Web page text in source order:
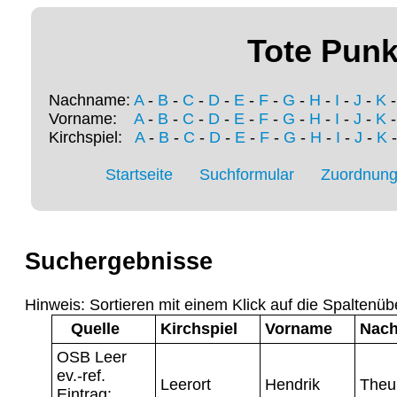
Tote
Nachname: A- B - C - D - E - F - G - H - I - J - K
Vorname: A- B - C - D - E - F - G - H - I - J - K
Kirchspiel: A- B - C - D- E- F- G - H - I - J - K
Startseite Suchformular
Suchergebnisse
Hinweis: Sortieren mit einem Klick auf die
Quelle
Kirchspiel Vorname
OSB Leer
ev.-ref.
Leerort Hendrik